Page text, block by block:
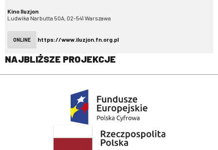
Kino Iluzjon
Ludwika Narbutta 50A, 02-541 Warszawa
ONLINE https://www.iluzjon.fn.org.pl
NAJBLIŻSZE PROJEKCJE